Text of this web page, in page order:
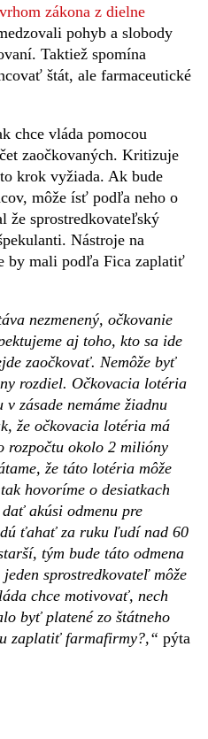
zákona z dielne
pohyb a slobody
Taktiež spomína
štát, ale farmaceutické
chce vláda pomocou
zaočkovaných. Kritizuje
krok vyžiada. Ak bude
môže ísť podľa neho o
že sprostredkovateľský
Nástroje na
by mali podľa Fica zaplatiť
nezmenený, očkovanie
aj toho, kto sa ide
zaočkovať. Nemôže byť
rozdiel. Očkovacia lotéria
zásade nemáme žiadnu
že očkovacia lotéria má
rozpočtu okolo 2 milióny
že táto lotéria môže
hovoríme o desiatkach
akúsi odmenu pre
ťahať za ruku ľudí nad 60
tým bude táto odmena
sprostredkovateľ môže
chce motivovať, nech
byť platené zo štátneho
zaplatiť farmafirmy?,“ pýta